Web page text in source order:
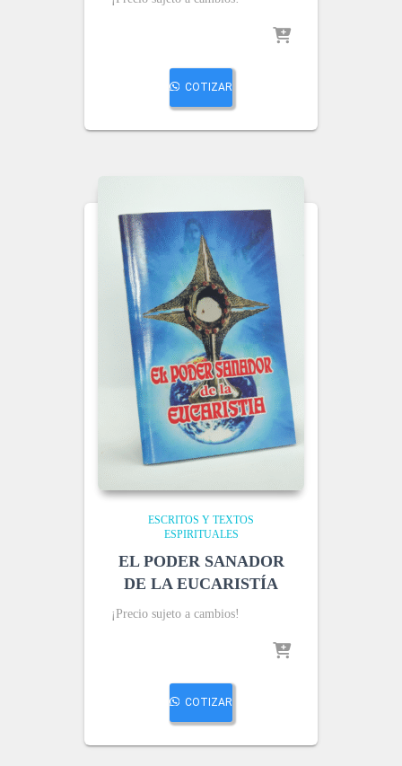
COTIZAR
ESCRITOS Y TEXTOS
ESPIRITUALES
EL PODER SANADOR
DE LA EUCARISTÍA
¡Precio sujeto a cambios!
COTIZAR